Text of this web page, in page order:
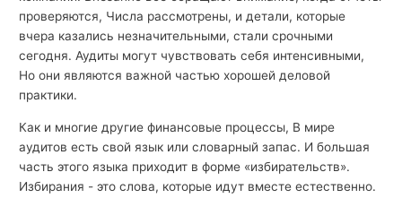
проверяются, Числа рассмотрены, и детали, которые
вчера казались незначительными, стали срочными
сегодня. Аудиты могут чувствовать себя интенсивными,
Но они являются важной частью хорошей деловой
практики.
Как и многие другие финансовые процессы, В мире
аудитов есть свой язык или словарный запас. И большая
часть этого языка приходит в форме «избирательств».
Избирания - это слова, которые идут вместе естественно.